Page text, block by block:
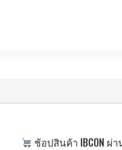
ช้อปสินค้า IBCON ผ่า